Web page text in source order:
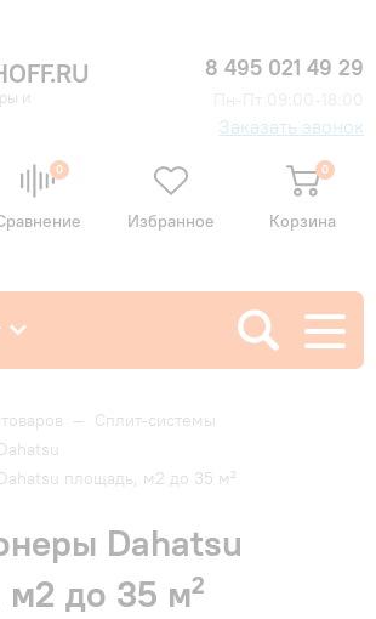
и
8 495 021 49 29
Заказать звонок
0
Избранное
0
Корзина
— Сплит-системы
площадь, м2 до 35 м²
Dahatsu
до 35 м²